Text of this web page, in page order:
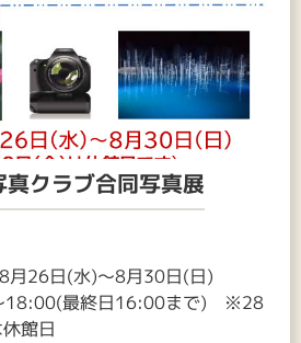
クラブ合同写真展
月26日(水)～8月30日(日)
18:00(最終日16:00まで) ※28
休館日